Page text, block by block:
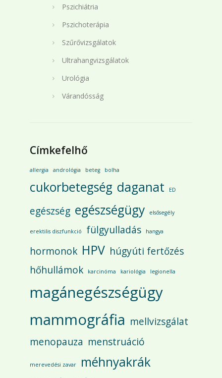
Pszichiátria
Pszichoterápia
Szűrővizsgálatok
Ultrahangvizsgálatok
Urológia
Várandósság
Címkefelhő
allergia andrológia beteg bolha
cukorbetegség daganat ED
egészség egészségügy elsősegély
erektilis diszfunkció fülgyulladás hangya
hormonok HPV húgyúti fertőzés
hőhullámok
karcinóma kariológia legionella
magánegészségügy
mammográfia mellvizsgálat
menopauza menstruáció
merevedési zavar méhnyakrák